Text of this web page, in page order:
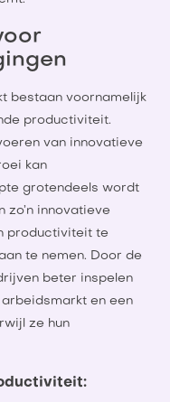
bestaan voornamelijk
productiviteit.
van innovatieve
kan
grotendeels wordt
zo’n innovatieve
productiviteit te
te nemen. Door de
beter inspelen
en een
ze hun